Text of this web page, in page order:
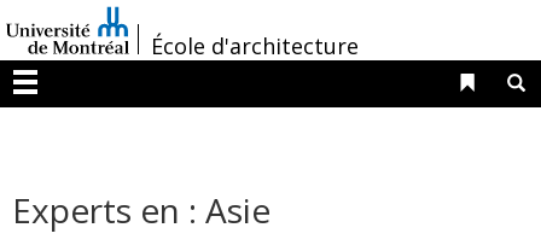
au
contenu
/École d'architecture
Menu
Liens
Experts en : Asie